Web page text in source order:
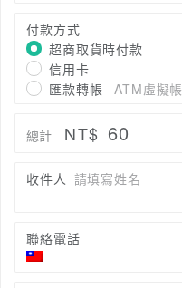
付款方式
超商取貨時付款
信用卡
匯款轉帳
ATM虛擬
總計 NT$ 60
收件人 請填寫姓名
聯絡電話